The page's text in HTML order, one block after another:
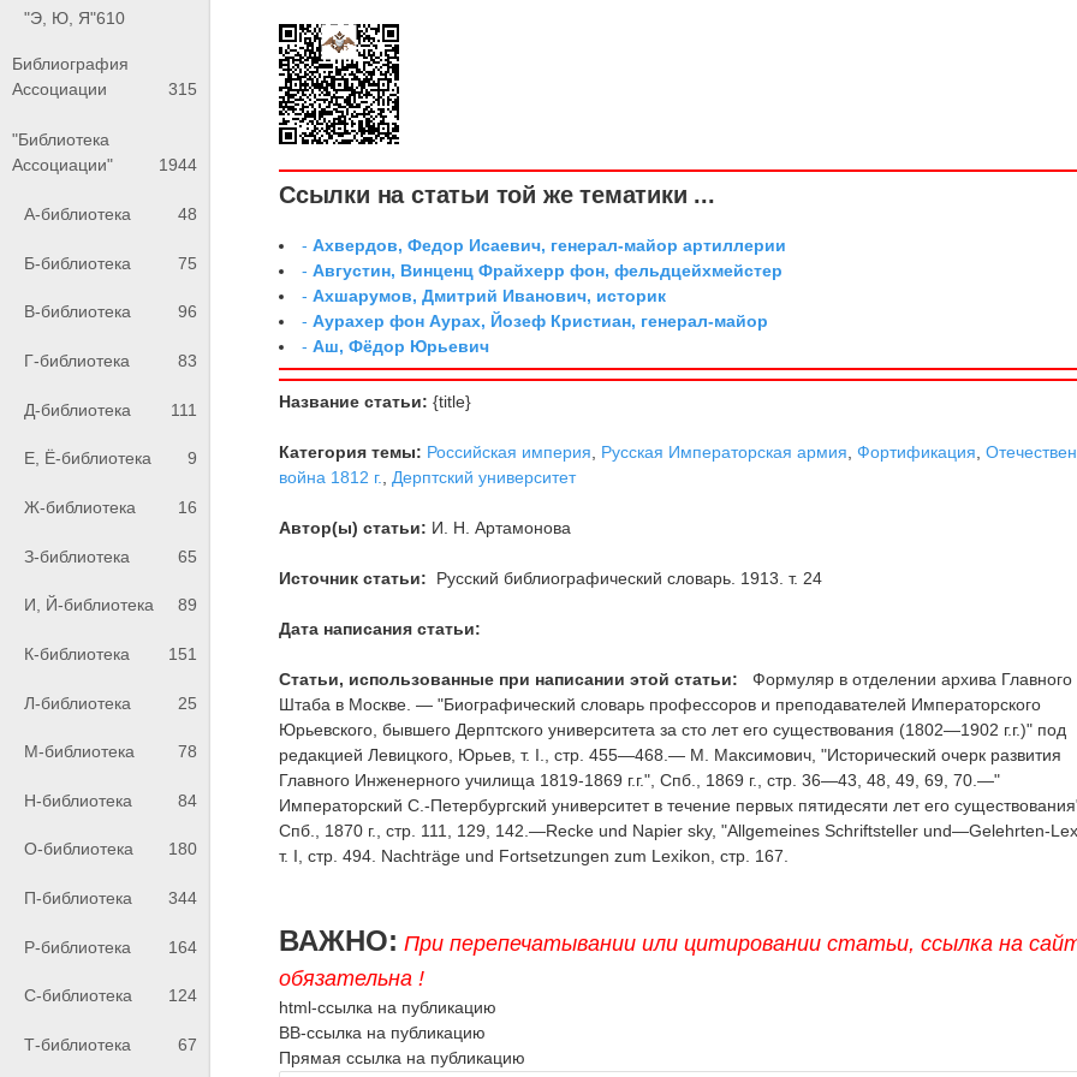
"Э, Ю, Я"610
Библиография
Ассоциации
315
"Библиотека
Ассоциации"
1944
А-библиотека 48
Б-библиотека 75
В-библиотека 96
Г-библиотека 83
Д-библиотека 111
Е, Ё-библиотека 9
Ж-библиотека 16
З-библиотека 65
И, Й-библиотека 89
К-библиотека 151
Л-библиотека 25
М-библиотека 78
Н-библиотека 84
О-библиотека 180
П-библиотека 344
Р-библиотека 164
С-библиотека 124
Т-библиотека 67
Ссылки на статьи той же тематики ...
-Ахвердов, Федор Исаевич, генерал-майор артиллерии
-Августин, Винценц Фрайхерр фон, фельдцейхмейстер
-Ахшарумов, Дмитрий Иванович, историк
-Аурахер фон Аурах, Йозеф Кристиан, генерал-майор
-Аш, Фёдор Юрьевич
Название статьи: {title}
Категория темы: Российская империя Русская Императорская армия ,Фортификация ,
война 1812 г.
Дерптский университет
Автор(ы) статьи: И. Н. Артамонова
Источник статьи: Русский библиографический словарь. 1913. т. 24
Дата написания статьи:
Статьи, использованные при написании этой статьи:
Формуляр в отделении архива Главного
Штаба в Москве. — "Биографический словарь профессоров и преподавателей Императорского
Юрьевского, бывшего Дерптского университета за сто лет его существования (1802—1902 г.г.)" под
редакцией Левицкого, Юрьев, т. I., стр. 455—468.— М. Максимович, "Исторический очерк развития
Главного Инженерного училища 1819-1869 г.г.", Спб., 1869 г., стр. 36—43, 48, 49, 69, 70.—"
Императорский С.-Петербургский университет в течение первых пятидесяти лет его
Спб., 1870 г., стр. 111, 129, 142.—Recke und Napier sky, "Allgemeines Schriftsteller und—Gelehrten-
т. I, стр. 494. Nachträge und Fortsetzungen zum Lexikon, стр. 167.
ВАЖНО: При перепечатывании или цитировании статьи, ссылка на
обязательна !
html-ссылка на публикацию
BB-ссылка на публикацию
Прямая ссылка на публикацию